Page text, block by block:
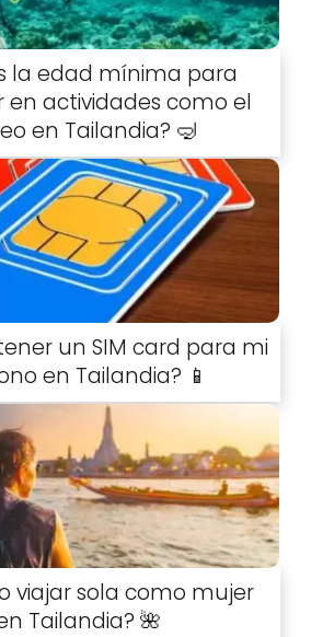
la edad mínima para
en actividades como el
en Tailandia? 🤿
un SIM card para mi
en Tailandia? 📱
viajar sola como mujer
Tailandia? 🌺